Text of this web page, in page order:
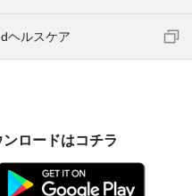
dヘルスケア
ロードはコチラ